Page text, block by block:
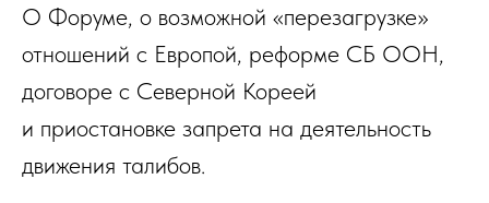
О Форуме, о возможной «перезагрузке»
отношений с Европой, реформе СБ ООН,
договоре с Северной Кореей
и приостановке запрета на деятельность
движения талибов.